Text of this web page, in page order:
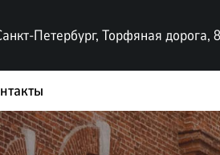
Петербург, Торфяная дорога,